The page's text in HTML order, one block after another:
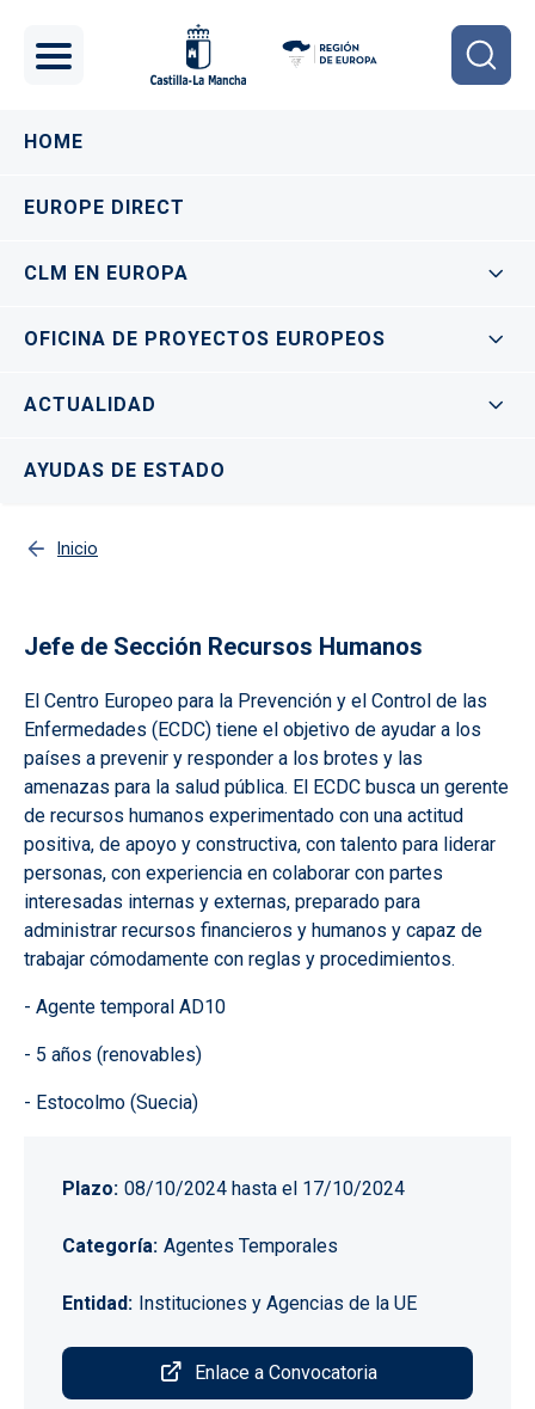
Navegación principal
HOME
EUROPE DIRECT
CLM EN EUROPA
OFICINA DE PROYECTOS EUROPEOS
ACTUALIDAD
AYUDAS DE ESTADO
Inicio
Jefe de Sección Recursos Humanos
El Centro Europeo para la Prevención y el Control de las
Enfermedades (ECDC) tiene el objetivo de ayudar a los
países a prevenir y responder a los brotes y las
amenazas para la salud pública. El ECDC busca un gerente
de recursos humanos experimentado con una actitud
positiva, de apoyo y constructiva, con talento para liderar
personas, con experiencia en colaborar con partes
interesadas internas y externas, preparado para
administrar recursos financieros y humanos y capaz de
trabajar cómodamente con reglas y procedimientos.
- Agente temporal AD10
- 5 años (renovables)
- Estocolmo (Suecia)
Plazo 08/10/2024 hasta el 17/10/2024
Categoría Agentes Temporales
Entidad Instituciones y Agencias de la UE
Enlace a Convocatoria